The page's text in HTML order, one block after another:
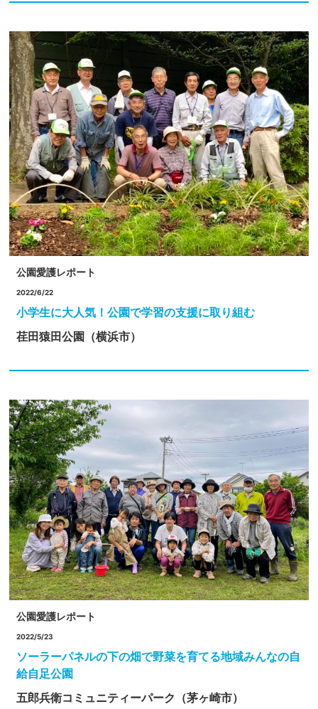
公園愛護レポート
2022/6/22
小学生に大人気！公園で学習の支援に取り組む
荏田猿田公園（横浜市）
公園愛護レポート
2022/5/23
ソーラーパネルの下の畑で野菜を育てる地域みんなの自
給自足公園
五郎兵衛コミュニティーパーク（茅ヶ崎市）